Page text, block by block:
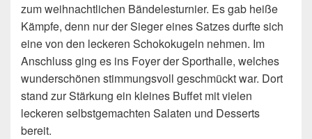
zum weihnachtlichen Bändelesturnier. Es gab heiße
Kämpfe, denn nur der Sieger eines Satzes durfte sich
eine von den leckeren Schokokugeln nehmen. Im
Anschluss ging es ins Foyer der Sporthalle, welches
wunderschönen stimmungsvoll geschmückt war. Dort
stand zur Stärkung ein kleines Buffet mit vielen
leckeren selbstgemachten Salaten und Desserts
bereit.